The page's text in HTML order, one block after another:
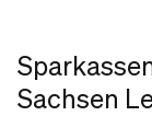
Sachsen